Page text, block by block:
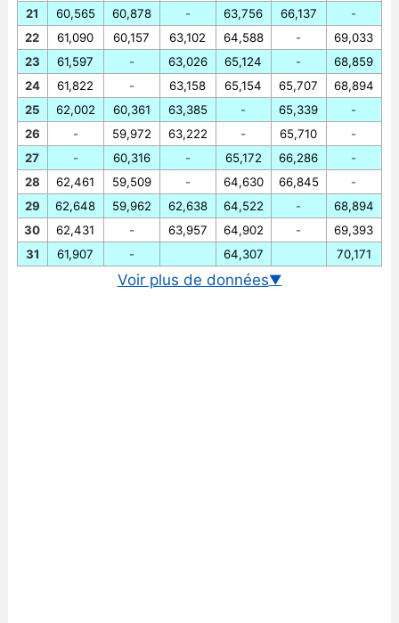
21
22
23
24
25
26
27
28
29
30
31
60,565
61,090
61,597
61,822
62,002
-
-
62,461
62,648
62,431
61,907
60,878
60,157
-
-
60,361
59,972
60,316
59,509
59,962
-
-
-
63,102
63,026
63,158
63,385
63,222
-
-
62,638
63,957
63,756
64,588
65,124
65,154
-
-
65,172
64,630
64,522
64,902
64,307
66,137
-
-
65,707
65,339
65,710
66,286
66,845
-
-
-
69,033
68,859
68,894
-
-
-
-
68,894
69,393
70,171
Voir plus de données▼